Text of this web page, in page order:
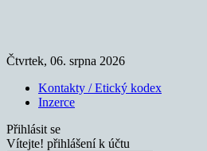
Čtvrtek, 06. srpna 2026
Kontakty / Etický kodex
Inzerce
Přihlásit se
Vítejte! přihlášení k účtu